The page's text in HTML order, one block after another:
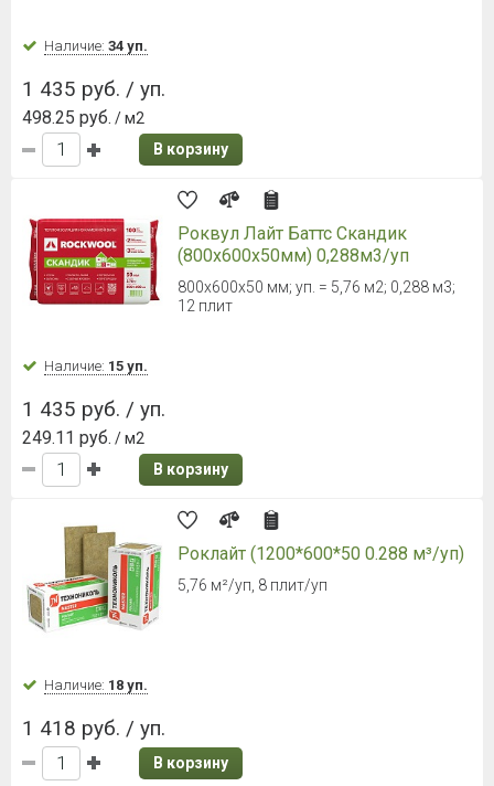
Наличие: 34 уп.
1 435 руб. / уп.
498.25 руб. / м2
В корзину
Роквул Лайт Баттс Скандик
(800х600х50мм) 0,288м3/уп
800x600x50 мм; уп. = 5,76 м2; 0,288 м3;
12 плит
Наличие: 15 уп.
1 435 руб. / уп.
249.11 руб. / м2
В корзину
Роклайт (1200*600*50 0.288 м³/уп)
5,76 м²/уп, 8 плит/уп
Наличие: 18 уп.
1 418 руб. / уп.
В корзину